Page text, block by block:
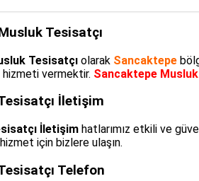
Tesisatçı
Tesisatçı olarak Sancaktepe
vermektir. Sancaktepe
İletişim
İletişim hatlarımız etkili ve
için bizlere ulaşın.
Telefon